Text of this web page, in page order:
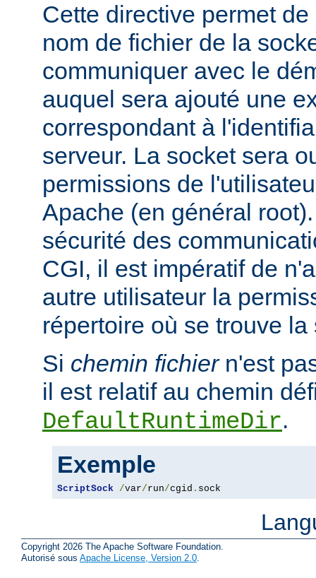
Cette directive permet
nom de fichier de la
communiquer avec le
auquel sera ajouté une
correspondant à
serveur. La socket sera
permissions de
Apache (en général
sécurité des
CGI, il est impératif de
autre utilisateur la
répertoire où se trouve la
Si chemin fichiern'est
il est relatif au chemin
DefaultRuntimeDir.
Exemple
ScriptSock /var/run/cgid . sock
Copyright 2026 The Apache Software Foundation.
Autorisé sous Apache License, Version 2.0